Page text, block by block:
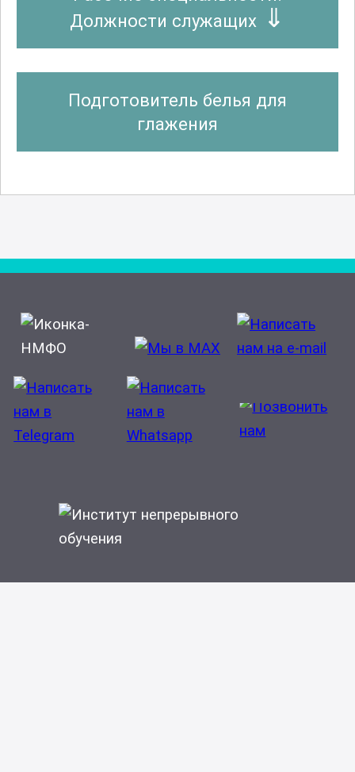
Должности служащих
Подготовитель белья для
глажения